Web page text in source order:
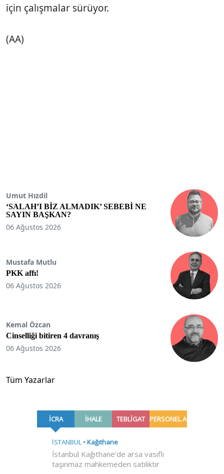
için çalışmalar sürüyor.
(AA)
Umut Hızdil
‘SALAH’I BİZ ALMADIK’ SEBEBİ NE
SAYIN BAŞKAN?
06 Ağustos 2026
Mustafa Mutlu
PKK affı!
06 Ağustos 2026
Kemal Özcan
Cinselliği bitiren 4 davranış
06 Ağustos 2026
Tüm Yazarlar